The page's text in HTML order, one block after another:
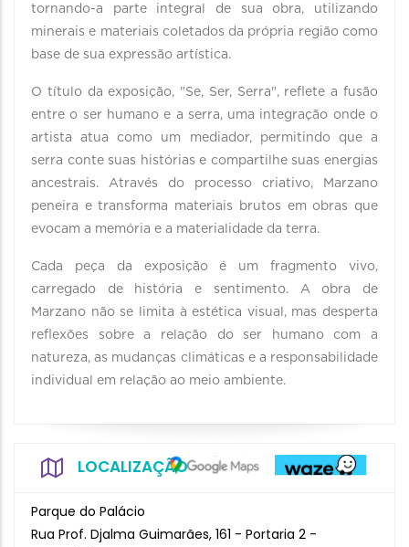
tornando-a parte integral de sua obra, utilizando
minerais e materiais coletados da própria região como
base de sua expressão artística.
O título da exposição, "Se, Ser, Serra", reflete a fusão
entre o ser humano e a serra, uma integração onde o
artista atua como um mediador, permitindo que a
serra conte suas histórias e compartilhe suas energias
ancestrais. Através do processo criativo, Marzano
peneira e transforma materiais brutos em obras que
evocam a memória e a materialidade da terra.
Cada peça da exposição é um fragmento vivo,
carregado de história e sentimento. A obra de
Marzano não se limita à estética visual, mas desperta
reflexões sobre a relação do ser humano com a
natureza, as mudanças climáticas e a responsabilidade
individual em relação ao meio ambiente.
LOCALIZAÇÃO
Parque do Palácio
Rua Prof. Djalma Guimarães, 161 - Portaria 2 -